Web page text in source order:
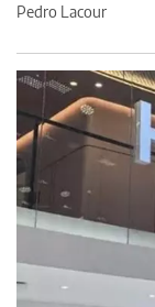
Pedro Lacour